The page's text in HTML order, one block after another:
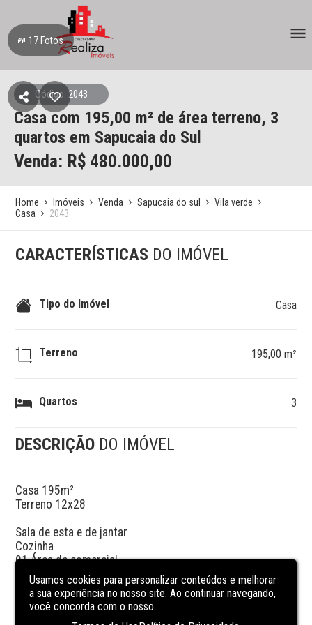
17Fotos
Código: 2043
Casa com 195,00 m² de área terreno, 3
quartos em Sapucaia do Sul
Venda: R$ 480.000,00
Home Imóveis Venda Sapucaia do sul
Vila verde
Casa
2043
CARACTERÍSTICAS DO IMÓVEL
Tipo do Imóvel Casa
Terreno 195,00 m²
Quartos 3
DESCRIÇÃO DO IMÓVEL
Casa 195m²
Terreno 12x28
Sala de esta e de jantar
Cozinha
01 Área de comercial
03 Dormitórios
01 Banheiro social
Área de serviço
Usamos cookies para personalizar conteúdos e melhorar
a sua experiência no nosso site. Ao continuar navegando,
você concorda com o nosso